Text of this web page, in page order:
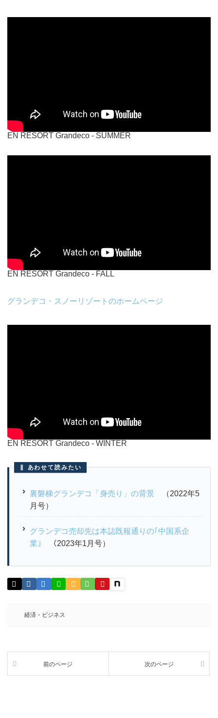
EN RESORT Grandeco - SUMMER
EN RESORT Grandeco - FALL
グランデコ・スノーリゾートのホームページ
EN RESORT Grandeco - WINTER
あわせて読みたい
裏磐梯グランデコ「身売り」の背景（2022年5
月号）
グランデコ売却先は本誌既報通りの｢中国系企
業｣ （2023年1月号）
経済・ビジネス
前のページ 次のページ